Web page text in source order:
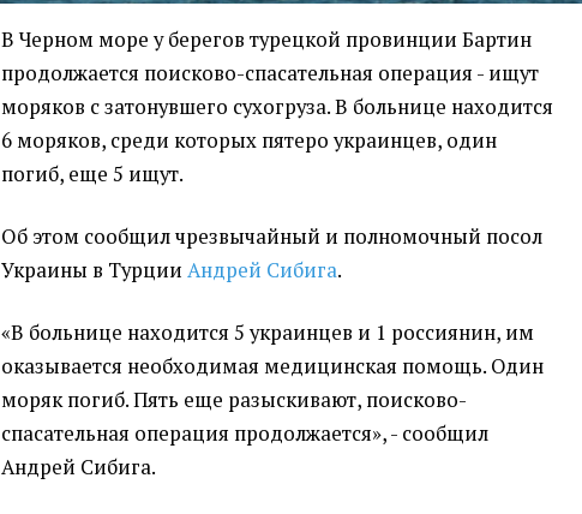
В Черном море у берегов турецкой провинции Бартин
продолжается поисково-спасательная операция - ищут
моряков с затонувшего сухогруза. В больнице находится
6 моряков, среди которых пятеро украинцев, один
погиб, еще 5 ищут.
Об этом сообщил чрезвычайный и полномочный посол
Украины в ТурцииАндрей Сибига.
«В больнице находится 5 украинцев и 1 россиянин, им
оказывается необходимая медицинская помощь. Один
моряк погиб. Пять еще разыскивают, поисково-
спасательная операция продолжается», - сообщил
Андрей Сибига.